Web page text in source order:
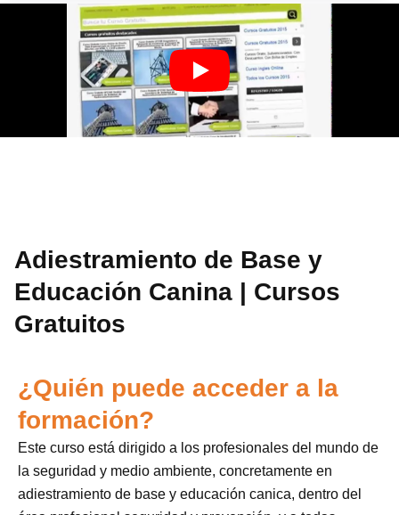
Adiestramiento de Base y
Educación Canina | Cursos
Gratuitos
¿Quién puede acceder a la
formación?
Este curso está dirigido a los profesionales del mundo de
la seguridad y medio ambiente, concretamente en
adiestramiento de base y educación canica, dentro del